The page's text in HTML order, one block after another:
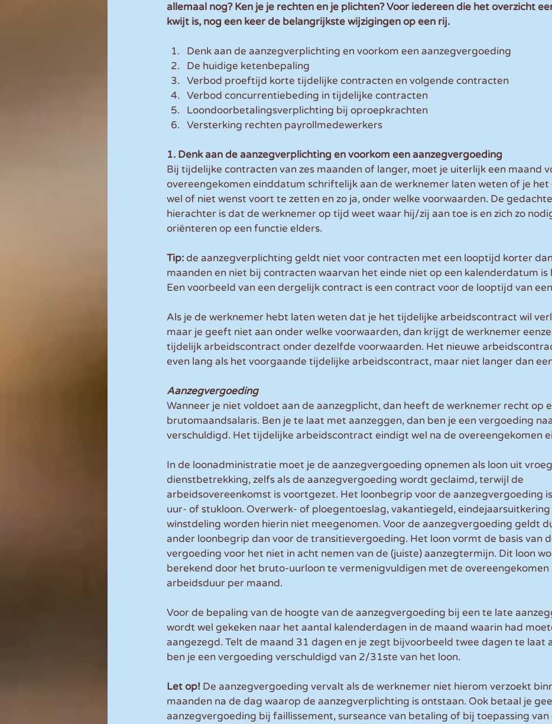
allemaal nog? Ken je je rechten en je plichten? Voor iedereen die het overzicht
kwijt is, nog een keer de belangrijkste wijzigingen op een rij.
Denk aan de aanzegverplichting en voorkom een aanzegvergoeding
De huidige ketenbepaling
Verbod proeftijd korte tijdelijke contracten en volgende contracten
Verbod concurrentiebeding in tijdelijke contracten
Loondoorbetalingsverplichting bij oproepkrachten
Versterking rechten payrollmedewerkers
1. Denk aan de aanzegverplichting en voorkom een aanzegvergoeding
Bij tijdelijke contracten van zes maanden of langer, moet je uiterlijk een maand
overeengekomen einddatum schriftelijk aan de werknemer laten weten of je
wel of niet wenst voort te zetten en zo ja, onder welke voorwaarden. De gedachte
hierachter is dat de werknemer op tijd weet waar hij/zij aan toe is en zich zo
oriënteren op een functie elders.
Tip: de aanzegverplichting geldt niet voor contracten met een looptijd korter
maanden en niet bij contracten waarvan het einde niet op een kalenderdatum is
Een voorbeeld van een dergelijk contract is een contract voor de looptijd van
Als je de werknemer hebt laten weten dat je het tijdelijke arbeidscontract wil
maar je geeft niet aan onder welke voorwaarden, dan krijgt de werknemer
tijdelijk arbeidscontract onder dezelfde voorwaarden. Het nieuwe
even lang als het voorgaande tijdelijke arbeidscontract, maar niet langer dan
Aanzegvergoeding
Wanneer je niet voldoet aan de aanzegplicht, dan heeft de werknemer recht op
brutomaandsalaris. Ben je te laat met aanzeggen, dan ben je een vergoeding
verschuldigd. Het tijdelijke arbeidscontract eindigt wel na de overeengekomen
In de loonadministratie moet je de aanzegvergoeding opnemen als loon uit
dienstbetrekking, zelfs als de aanzegvergoeding wordt geclaimd, terwijl de
arbeidsovereenkomst is voortgezet. Het loonbegrip voor de aanzegvergoeding
uur- of stukloon. Overwerk- of ploegentoeslag, vakantiegeld, eindejaarsuitkering
winstdeling worden hierin niet meegenomen. Voor de aanzegvergoeding geldt
ander loonbegrip dan voor de transitievergoeding. Het loon vormt de basis van
vergoeding voor het niet in acht nemen van de (juiste) aanzegtermijn. Dit loon
berekend door het bruto-uurloon te vermenigvuldigen met de overeengekomen
arbeidsduur per maand.
Voor de bepaling van de hoogte van de aanzegvergoeding bij een te late
wordt wel gekeken naar het aantal kalenderdagen in de maand waarin had
aangezegd. Telt de maand 31 dagen en je zegt bijvoorbeeld twee dagen te laat
ben je een vergoeding verschuldigd van 2/31ste van het loon.
Let op! De aanzegvergoeding vervalt als de werknemer niet hierom verzoekt
maanden na de dag waarop de aanzegverplichting is ontstaan. Ook betaal je
aanzegvergoeding bij faillissement, surseance van betaling of bij toepassing van